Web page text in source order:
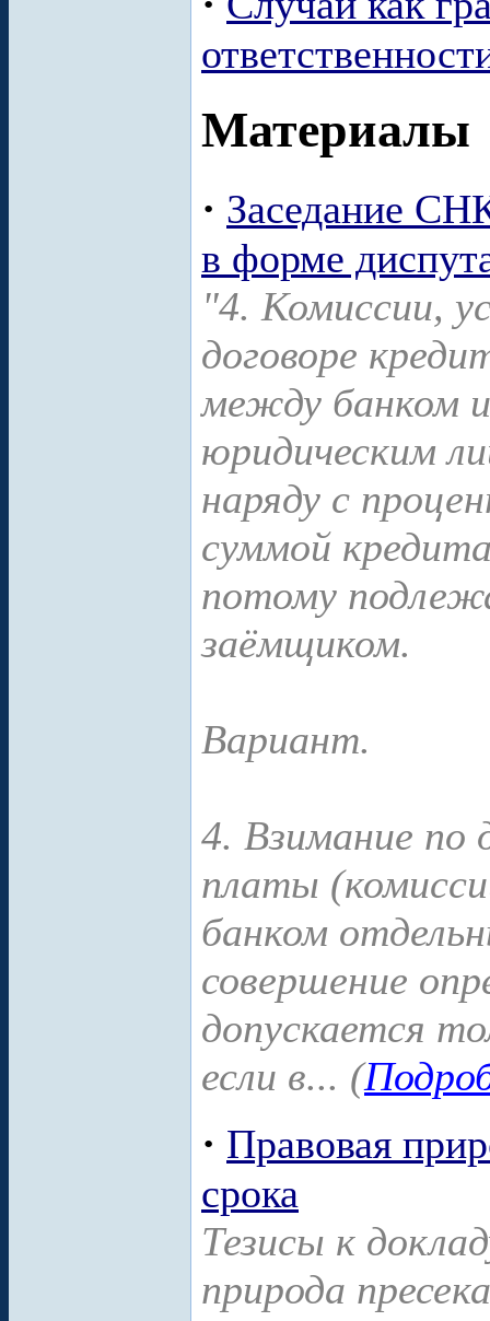
Материалы
· Заседание
в форме
"4. Комиссии,
договоре
между банком
юридическим
наряду с
суммой
потому
заёмщиком.
Вариант.
4. Взимание по
платы
банком
совершение
допускается
если в... (
· Правовая
срока
Тезисы к
природа